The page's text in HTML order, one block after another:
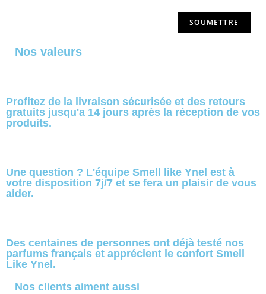
Nos valeurs
Profitez de la livraison sécurisée et des retours
gratuits jusqu'a 14 jours après la réception de vos
produits.
Une question ? L'équipe Smell like Ynel est à
votre disposition 7j/7 et se fera un plaisir de vous
aider.
Des centaines de personnes ont déjà testé nos
parfums français et apprécient le confort Smell
Like Ynel.
Nos clients aiment aussi